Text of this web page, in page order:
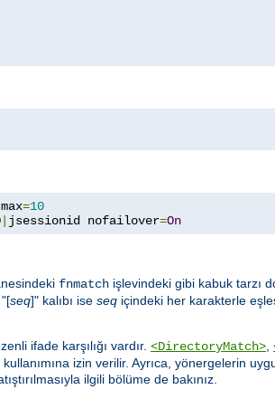
max=10
jsessionid nofailover=On
fnmatch işlevindeki gibi kabuk tarzı
seq]" kalıbı ise seq içindeki her karakterle
ifade karşılığı vardır. <DirectoryMatch>
kullanımına izin verilir. Ayrıca, yönergelerin
ilgili bölüme de bakınız.